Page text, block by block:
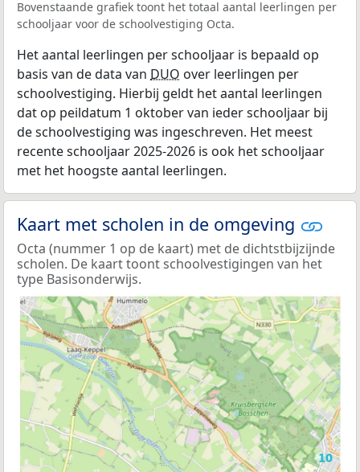
Bovenstaande grafiek toont het totaal aantal leerlingen per
schooljaar voor de schoolvestiging Octa.
Het aantal leerlingen per schooljaar is bepaald op
basis van de data van DUO over leerlingen per
schoolvestiging. Hierbij geldt het aantal leerlingen
dat op peildatum 1 oktober van ieder schooljaar bij
de schoolvestiging was ingeschreven. Het meest
recente schooljaar 2025-2026 is ook het schooljaar
met het hoogste aantal leerlingen.
Kaart met scholen in de omgeving
Octa (nummer 1 op de kaart) met de dichtstbijzijnde
scholen. De kaart toont schoolvestigingen van het
type Basisonderwijs.